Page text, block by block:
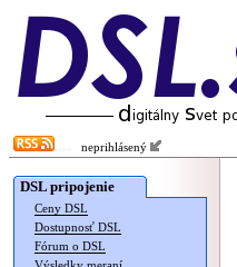
neprihlásený
DSL pripojenie
Ceny DSL
Dostupnosť DSL
Fórum o DSL